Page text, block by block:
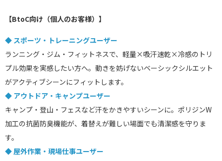
【BtoC向け（個人のお客様）】
◆ スポーツ・トレーニングユーザー
ランニング・ジム・フィットネスで、軽量×吸汗速乾×冷感のトリ
プル効果を実感したい方へ。動きを妨げないベーシックシルエット
がアクティブシーンにフィットします。
◆ アウトドア・キャンプユーザー
キャンプ・登山・フェスなど汗をかきやすいシーンに。ポリジンW
加工の抗菌防臭機能が、着替えが難しい場面でも清潔感を守りま
す。
◆ 屋外作業・現場仕事ユーザー